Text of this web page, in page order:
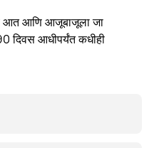
आत आणि आजूबाजूला जा
दिवस आधीपर्यंत कधीही